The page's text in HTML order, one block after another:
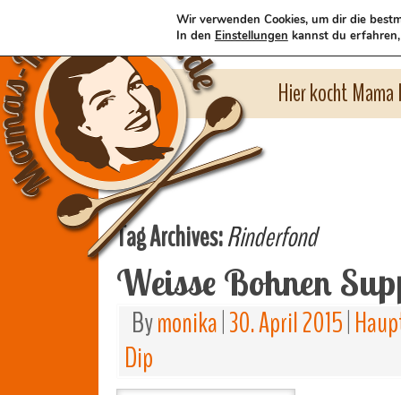
Hier kocht
Tag Archives:Rinderfond
Weisse Bohnen
Bymonika 30. April 2015
Dip
Wir verwenden Cookies, um dir die
In den Einstellungen kannst du